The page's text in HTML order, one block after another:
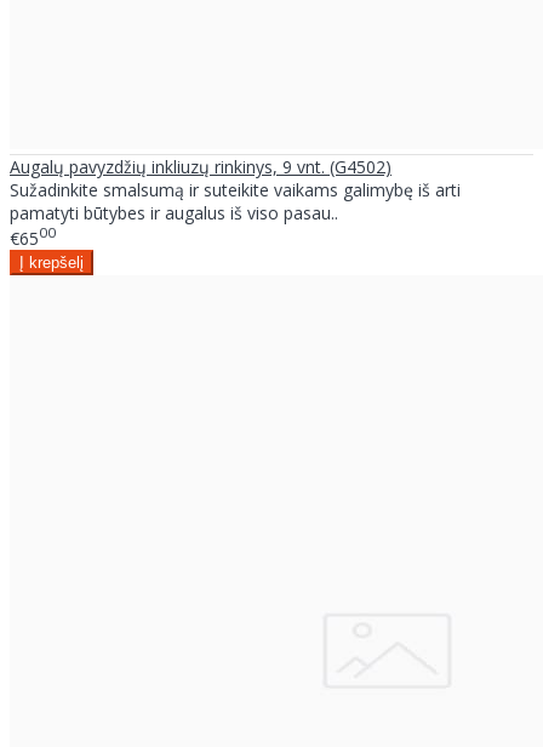
Augalų pavyzdžių inkliuzų rinkinys, 9 vnt. (G4502)
Sužadinkite smalsumą ir suteikite vaikams galimybę iš arti
pamatyti būtybes ir augalus iš viso pasau..
€6500